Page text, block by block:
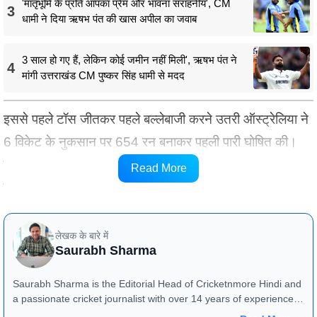
3
'मातृभूमि के प्रति आपका प्रेम और भावना सराहनीय', CM
धामी ने दिया ऋषभ पंत की खास अपील का जवाब
4
3 साल हो गए हैं, लेकिन कोई जमीन नहीं मिली', ऋषभ पंत ने
मांगी उत्तराखंड CM पुष्कर सिंह धामी से मदद
इससे पहले टॉस जीतकर पहले बल्लेबाजी करने उतरी ऑस्ट्रेलिया ने
6 विकेट के नुकसान पर 654 रन बनाकर पहली पारी घोषित की।
यह एशिया में ऑस्ट्रेलिया द्वारा एक टेस्ट पारी में बनाया गया सबसे
Read More
लेखक के बारे में
Saurabh Sharma
Saurabh Sharma is the Editorial Head of Cricketnmore Hindi and
a passionate cricket journalist with over 14 years of experience in
sports media. He began his journalism career with Navbharat